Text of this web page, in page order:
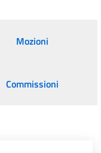
Mozioni
Commissioni